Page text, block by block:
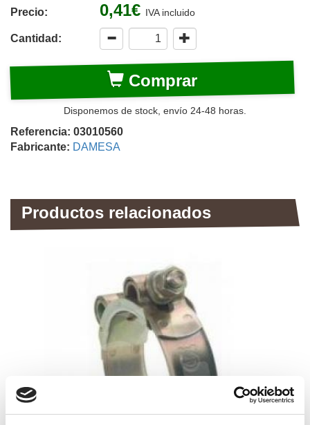
Precio: 0,41€ IVA incluido
Cantidad:
Comprar
Disponemos de stock, envío 24-48 horas.
Referencia: 03010560
Fabricante: DAMESA
Productos relacionados